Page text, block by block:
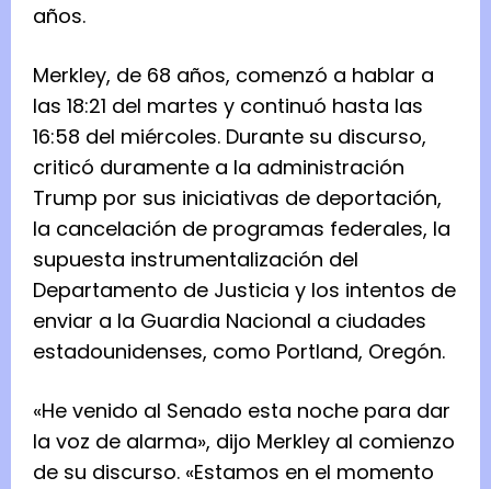
años.
Merkley, de 68 años, comenzó a hablar a
las 18:21 del martes y continuó hasta las
16:58 del miércoles. Durante su discurso,
criticó duramente a la administración
Trump por sus iniciativas de deportación,
la cancelación de programas federales, la
supuesta instrumentalización del
Departamento de Justicia y los intentos de
enviar a la Guardia Nacional a ciudades
estadounidenses, como Portland, Oregón.
«He venido al Senado esta noche para dar
la voz de alarma», dijo Merkley al comienzo
de su discurso. «Estamos en el momento